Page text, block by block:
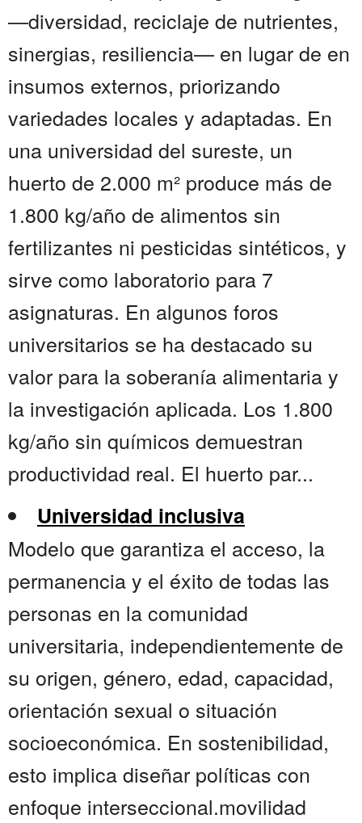
—diversidad, reciclaje de nutrientes,
sinergias, resiliencia— en lugar de en
insumos externos, priorizando
variedades locales y adaptadas. En
una universidad del sureste, un
huerto de 2.000 m² produce más de
1.800 kg/año de alimentos sin
fertilizantes ni pesticidas sintéticos, y
sirve como laboratorio para 7
asignaturas. En algunos foros
universitarios se ha destacado su
valor para la soberanía alimentaria y
la investigación aplicada. Los 1.800
kg/año sin químicos demuestran
productividad real. El huerto par...
Universidad inclusiva
Modelo que garantiza el acceso, la
permanencia y el éxito de todas las
personas en la comunidad
universitaria, independientemente de
su origen, género, edad, capacidad,
orientación sexual o situación
socioeconómica. En sostenibilidad,
esto implica diseñar políticas con
enfoque interseccional.movilidad